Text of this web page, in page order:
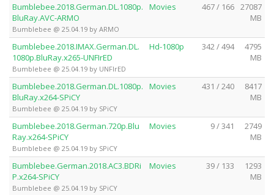
Bumblebee.2018.German.DL.1080p.
BluRay.AVC-ARMO
Bumblebee @ 25.04.19 by ARMO
Movies 467 / 166 27087
MB
Bumblebee.2018.IMAX.German.DL.
1080p.BluRay.x265-UNFIrED
Bumblebee @ 25.04.19 by UNFIrED
Hd-1080p 342 / 494
4795
MB
Bumblebee.2018.German.DL.1080p.
BluRay.x264-SPiCY
Bumblebee @ 25.04.19 by SPiCY
Movies 431 / 240
8417
MB
Bumblebee.2018.German.720p.Blu
Ray.x264-SPiCY
Bumblebee @ 25.04.19 by SPiCY
Movies 9 / 341
2749
MB
Bumblebee.German.2018.AC3.BDRi
P.x264-SPiCY
Bumblebee @ 25.04.19 by SPiCY
Movies 39 / 133
1293
MB